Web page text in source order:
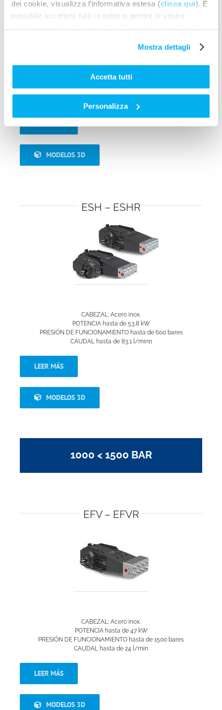
dei cookie, visualizza l’informativa estesa (clicca qui). È
possibile accettare tutti i cookie o gestire le vostre
preferenze cliccando qui sotto. Cliccando sulla X in alto a
impostazioni predefinite che non consentono l’utilizzo di
cookie o altri strumenti di tracciamento diversi dai tecnici.
Mostra dettagli
Accetta tutti
Personalizza
POTENCIA hasta de 44,9 kW
PRESIÓN DE FUNCIONAMIENTO hasta de 600 bares
MODELOS 3D
ESH – ESHR
CABEZAL: Acero inox.
POTENCIA hasta de 53,8 kW
PRESIÓN DE FUNCIONAMIENTO hasta de 600 bares
CAUDAL hasta de 83,1 l/minn
LEER MÁS
MODELOS 3D
1000 < 1500 BAR
EFV – EFVR
CABEZAL: Acero inox.
POTENCIA hasta de 47 kW
PRESIÓN DE FUNCIONAMIENTO hasta de 1500 bares
CAUDAL hasta de 24 l/min
LEER MÁS
MODELOS 3D